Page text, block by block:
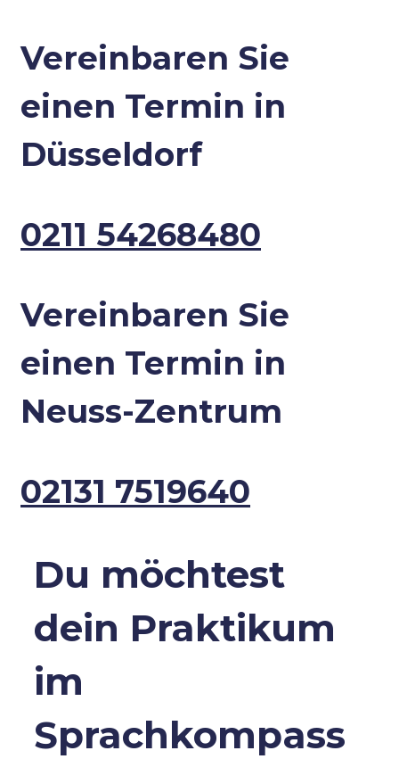
Vereinbaren Sie
einen Termin in
Düsseldorf
0211 54268480
Vereinbaren Sie
einen Termin in
Neuss-Zentrum
02131 7519640
Du möchtest
dein Praktikum
im
Sprachkompass